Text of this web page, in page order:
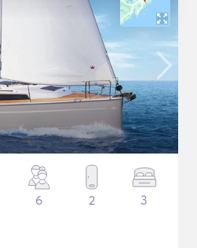
6 2 3